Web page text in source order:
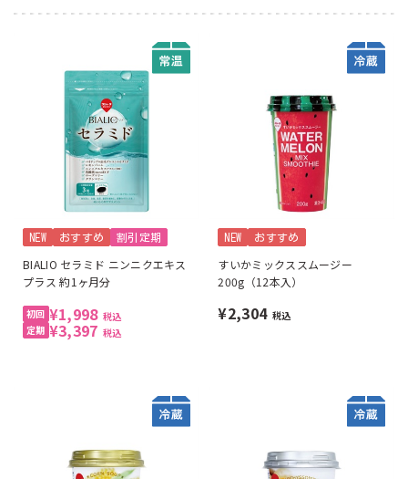
NEW おすすめ 割引定期
BIALIO セラミド ニンニクエキス
プラス 約1ヶ月分
¥1,998 税込
¥3,397 税込
NEW おすすめ
すいかミックススムージー
200g（12本入）
¥2,304 税込